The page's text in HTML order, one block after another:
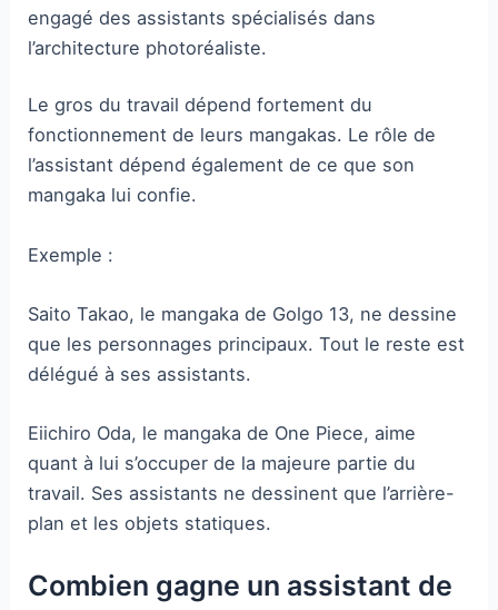
engagé des assistants spécialisés dans
l’architecture photoréaliste.
Le gros du travail dépend fortement du
fonctionnement de leurs mangakas. Le rôle de
l’assistant dépend également de ce que son
mangaka lui confie.
Exemple :
Saito Takao, le mangaka de Golgo 13, ne dessine
que les personnages principaux. Tout le reste est
délégué à ses assistants.
Eiichiro Oda, le mangaka de One Piece, aime
quant à lui s’occuper de la majeure partie du
travail. Ses assistants ne dessinent que l’arrière-
plan et les objets statiques.
Combien gagne un assistant de